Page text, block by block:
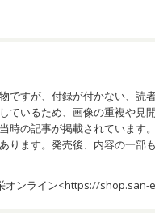
ですが、付録が付かない、
ているため、画像の重複や見
時の記事が掲載されています
ります。発売後、内容の一部
オンライン<https://shop.san-